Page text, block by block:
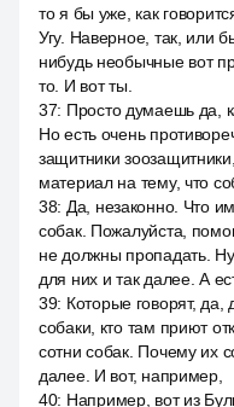
то я бы уже, как
Угу. Наверное, так, или
нибудь необычные вот
то. И вот ты.
37: Просто думаешь да,
Но есть очень
защитники
материал на тему, что
38: Да, незаконно. Что
собак. Пожалуйста,
не должны пропадать.
для них и так далее. А
39: Которые говорят, да,
собаки, кто там приют
сотни собак. Почему их
далее. И вот, например,
40: Например, вот из